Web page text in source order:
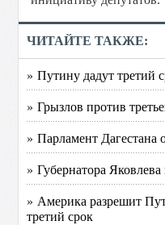
ЧИТАЙТЕ ТАКЖЕ:
» Путину дадут третий
» Грызлов против
» Парламент Дагестана
» Губернатора
» Америка разрешит
третий срок